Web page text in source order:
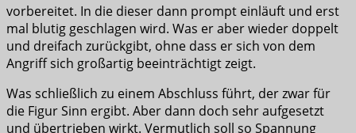
vorbereitet. In die dieser dann prompt einläuft und erst
mal blutig geschlagen wird. Was er aber wieder doppelt
und dreifach zurückgibt, ohne dass er sich von dem
Angriff sich großartig beeinträchtigt zeigt.
Was schließlich zu einem Abschluss führt, der zwar für
die Figur Sinn ergibt. Aber dann doch sehr aufgesetzt
und übertrieben wirkt. Vermutlich soll so Spannung